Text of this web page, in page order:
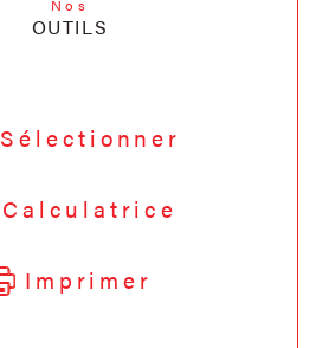
Nos
OUTILS
Sélectionner
Calculatrice
Imprimer